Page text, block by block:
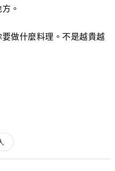
。
做什麼料理。不是越貴越